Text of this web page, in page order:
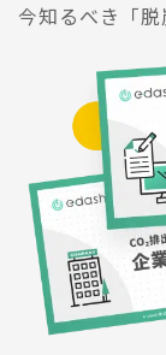
今知るべき「